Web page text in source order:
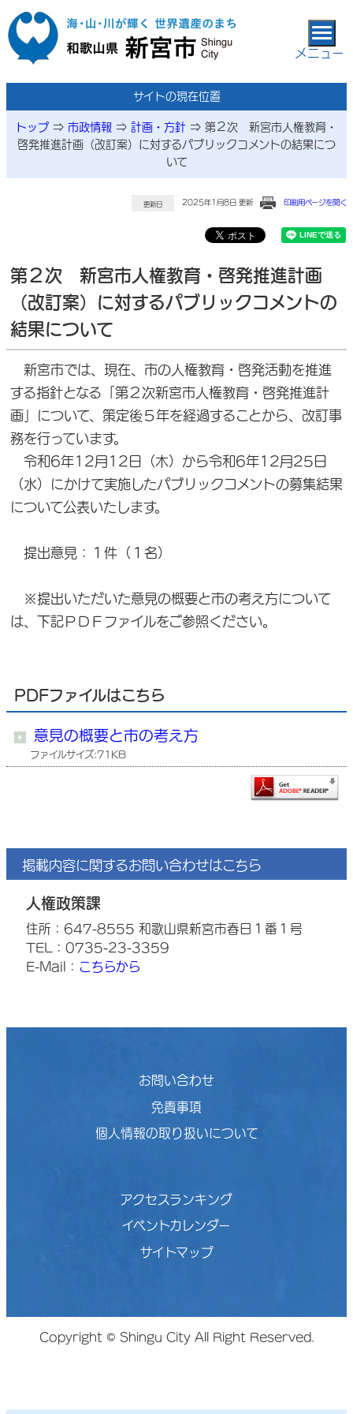
本文へ移動
メニュー
サイトの現在位置
トップ ⇒ 市政情報 ⇒ 計画・方針 ⇒ 第２次 新宮市人権教育・
啓発推進計画（改訂案）に対するパブリックコメントの結果につ
いて
更新日 2025年1月8日 更新 印刷用ページを開く
第２次 新宮市人権教育・啓発推進計画
（改訂案）に対するパブリックコメントの
結果について
新宮市では、現在、市の人権教育・啓発活動を推進
する指針となる「第２次新宮市人権教育・啓発推進計
画」について、策定後５年を経過することから、改訂事
務を行っています。
令和6年12月12日（木）から令和6年12月25日
（水）にかけて実施したパブリックコメントの募集結果
について公表いたします。
提出意見：１件（１名）
※提出いただいた意見の概要と市の考え方について
は、下記ＰＤＦファイルをご参照ください。
PDFファイルはこちら
意見の概要と市の考え方
ファイルサイズ:71KB
掲載内容に関するお問い合わせはこちら
人権政策課
住所：647-8555 和歌山県新宮市春日１番１号
TEL：0735-23-3359
E-Mail： こちらから
お問い合わせ
免責事項
個人情報の取り扱いについて
アクセスランキング
イベントカレンダー
サイトマップ
Copyright © Shingu City All Right Reserved.